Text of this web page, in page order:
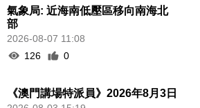
氣象局: 近海南低壓區移向南海北
部
2026-08-07 11:08
126
0
《澳門講場特派員》2026年8月3日